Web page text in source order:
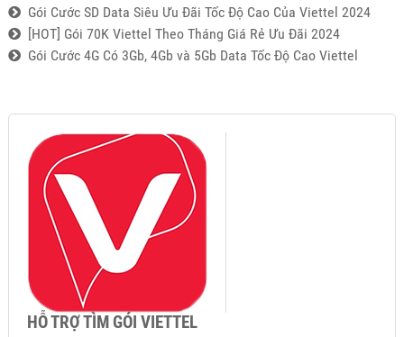
Gói Cước SD Data Siêu Ưu Đãi Tốc Độ Cao Của Viettel 2024
[HOT] Gói 70K Viettel Theo Tháng Giá Rẻ Ưu Đãi 2024
Gói Cước 4G Có 3Gb, 4Gb và 5Gb Data Tốc Độ Cao Viettel
HỖ TRỢ TÌM GÓI VIETTEL